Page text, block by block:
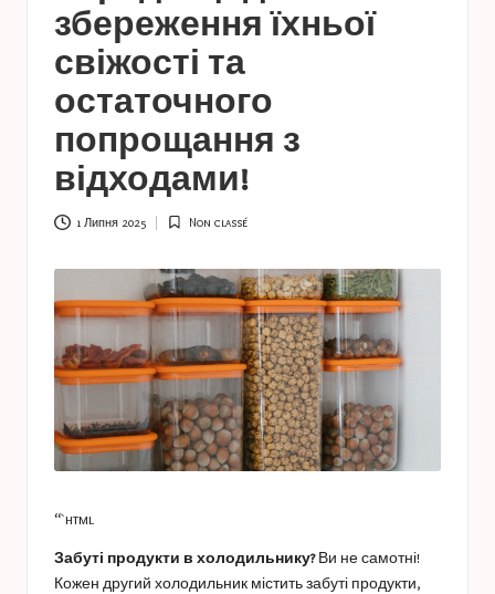
s
t
u
c
e
s
збереження їхньої
свіжості та
остаточного
попрощання з
відходами!
1 Липня 2025
Опубліковано
Non classé
“`html
Забуті продукти в холодильнику?Ви не самотні!
Кожен другий холодильник містить забуті продукти,